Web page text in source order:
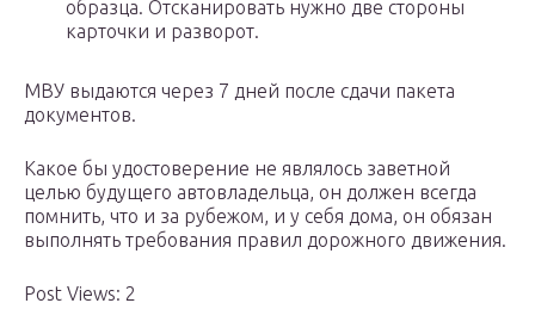
образца. Отсканировать нужно две стороны
карточки и разворот.
МВУ выдаются через 7 дней после сдачи пакета
документов.
Какое бы удостоверение не являлось заветной
целью будущего автовладельца, он должен всегда
помнить, что и за рубежом, и у себя дома, он обязан
выполнять требования правил дорожного движения.
Post Views: 2